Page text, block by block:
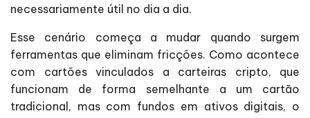
necessariamente útil no dia a dia.
Esse cenário começa a mudar quando surgem
ferramentas que eliminam fricções. Como acontece
com cartões vinculados a carteiras cripto, que
funcionam de forma semelhante a um cartão
tradicional, mas com fundos em ativos digitais, o